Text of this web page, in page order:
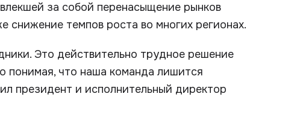
за собой перенасыщение рынков
снижение темпов роста во многих регионах.
Это действительно трудное решение
понимая, что наша команда лишится
президент и исполнительный директор